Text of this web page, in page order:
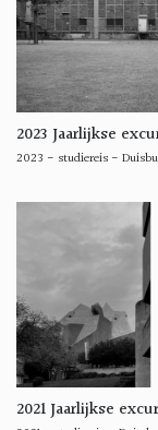
2023 Jaarlijkse
2023 - studiereis -
2021 Jaarlijkse